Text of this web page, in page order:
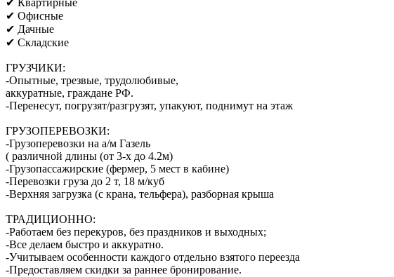
✔ Квартирные
✔ Офисные
✔ Дачные
✔ Складские
ГРУЗЧИКИ:
-Опытные, трезвые, трудолюбивые,
аккуратные, граждане РФ.
-Перенесут, погрузят/разгрузят, упакуют, поднимут на этаж
ГРУЗОПЕРЕВОЗКИ:
-Грузоперевозки на а/м Газель
( различной длины (от 3-х до 4.2м)
-Грузопассажирские (фермер, 5 мест в кабине)
-Перевозки груза до 2 т, 18 м/куб
-Верхняя загрузка (с крана, тельфера), разборная крыша
ТРАДИЦИОННО:
-Работаем без перекуров, без праздников и выходных;
-Все делаем быстро и аккуратно.
-Учитываем особенности каждого отдельно взятого переезда
-Предоставляем скидки за раннее бронирование.